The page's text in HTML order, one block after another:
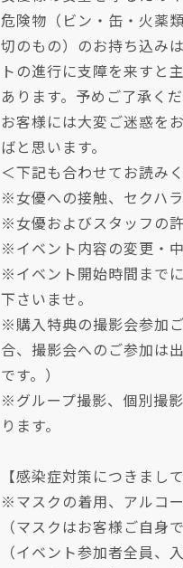
危険物（ビン・缶・火薬
切のもの）のお持ち込み
トの進行に支障を来すと
あります。予めご了承くだ
お客様には大変ご迷惑を
ばと思います。
＜下記も合わせてお読み
※女優への接触、セクハ
※女優およびスタッフの
※イベント内容の変更・
※イベント開始時間まで
下さいませ。
※購入特典の撮影会参加
合、撮影会へのご参加は
です。）
※グループ撮影、個別撮
ります。
【感染症対策につきまして
※マスクの着用、アルコ
（マスクはお客様ご自身
（イベント参加者全員、